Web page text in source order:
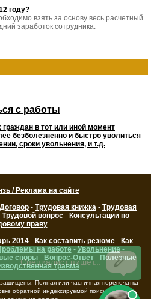
году?
взять за основу весь расчетный
заработок сотрудника.
с работы
в тот или иной момент
безболезненно и быстро уволиться
сроки увольнения, и т.д.
/ Реклама на сайте
- Трудовая книжка - Трудовая
Трудовой вопрос - Консультации по
праву
2014- Как составить резюме- Как
на работе - Увольнение-
споры- Вопрос-Ответ- Полезные
травма
Полная или частичная перепечатка
обратной индексируемой поисковыми